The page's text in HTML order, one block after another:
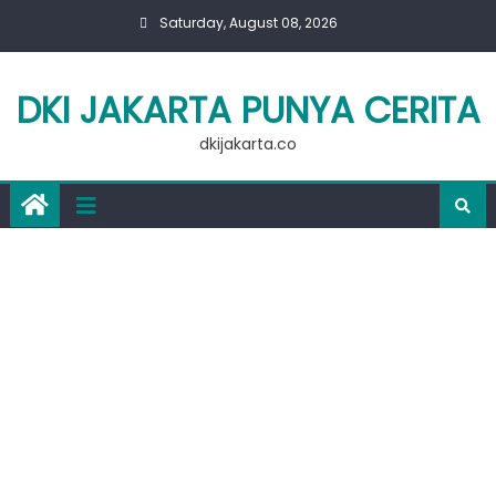
Saturday, August 08, 2026
DKI JAKARTA PUNYA CERITA
dkijakarta.co